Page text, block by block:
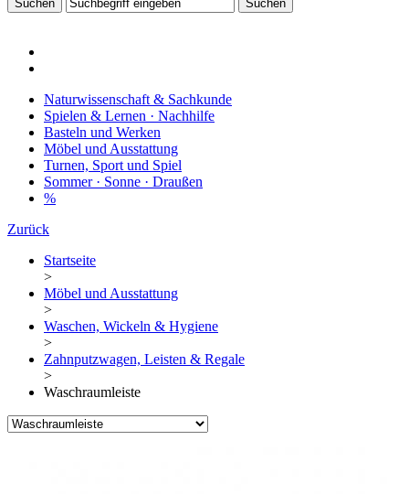
Naturwissenschaft & Sachkunde
Spielen & Lernen · Nachhilfe
Basteln und Werken
Möbel und Ausstattung
Turnen, Sport und Spiel
Sommer · Sonne · Draußen
%
Zurück
Startseite
>
Möbel und Ausstattung
>
Waschen, Wickeln & Hygiene
>
Zahnputzwagen, Leisten & Regale
>
Waschraumleiste